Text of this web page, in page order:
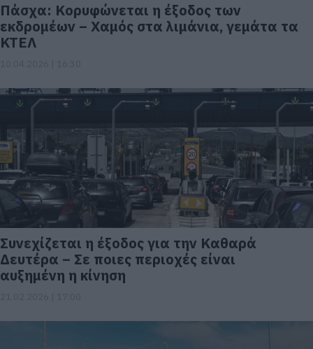
Πάσχα: Κορυφώνεται η έξοδος των
εκδρομέων – Χαμός στα λιμάνια, γεμάτα τα
ΚΤΕΛ
Συνεχίζεται η έξοδος για την Καθαρά
Δευτέρα – Σε ποιες περιοχές είναι
αυξημένη η κίνηση